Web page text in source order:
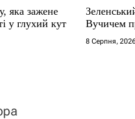
яка зажене
у глухий кут
Вучичем
8 Серпня,